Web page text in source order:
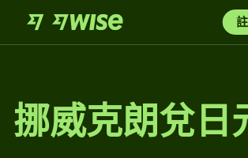
挪威克朗兌日